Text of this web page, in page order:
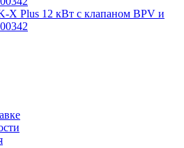
X Plus 12 кВт с клапаном BPV и